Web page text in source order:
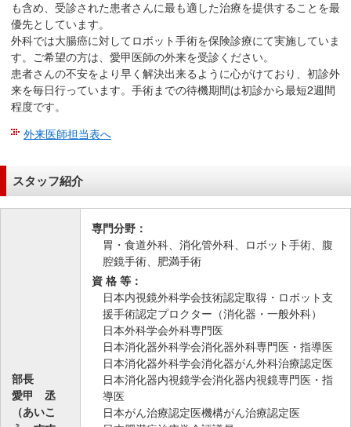
も含め、受診された患者さんに最も適した治療を提供することを最
優先としています。
外科では大腸癌に対してロボット手術を保険診療にて実施していま
す。ご希望の方は、愛甲医師の外来を受診ください。
患者さんの不安をより早く解決出来るように心がけており、初診外
来を毎日行っています。手術までの待機期間は初診から最短2週間
程度です。
外来医師担当表へ
スタッフ紹介
部長
愛甲 丞
（あいこ
専門分野：
胃・食道外科、消化管外科、ロボット手術、腹
腔鏡手術、肥満手術
資 格 等：
日本内視鏡外科学会技術認定取得・ロボット支
援手術認定プロクター（消化器・一般外科）
日本外科学会外科専門医
日本消化器外科学会消化器外科専門医・指導医
日本消化器外科学会消化器がん外科治療認定医
日本消化器内視鏡学会消化器内視鏡専門医・指
導医
日本がん治療認定医機構がん治療認定医